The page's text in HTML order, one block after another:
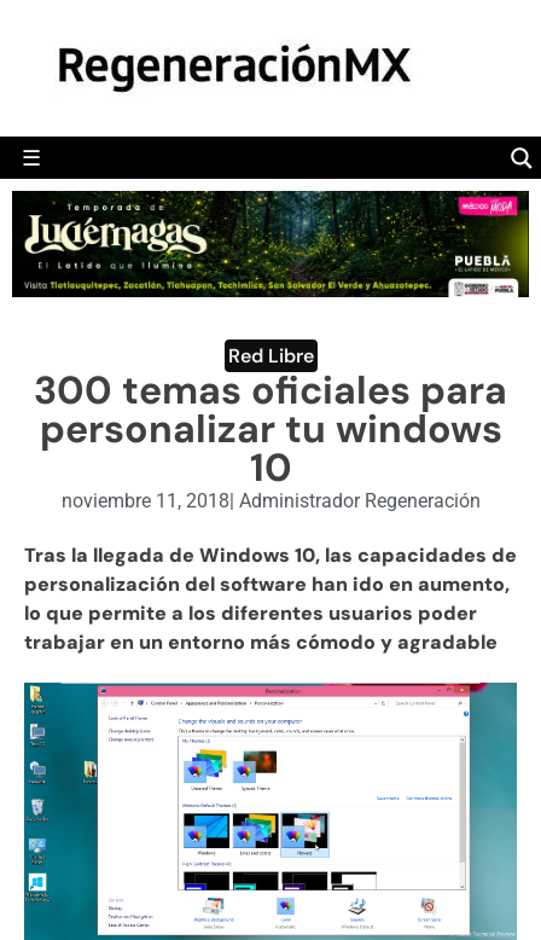
☰
POLÍTICA
CAMALEÓN
OPINIÓN
DEPORTES
ENGLISH SECTION
VIDEOS
Red Libre
300 temas oficiales para
personalizar tu windows
10
noviembre 11, 2018| Administrador Regeneración
Tras la llegada de Windows 10, las capacidades de
personalización del software han ido en aumento,
lo que permite a los diferentes usuarios poder
trabajar en un entorno más cómodo y agradable